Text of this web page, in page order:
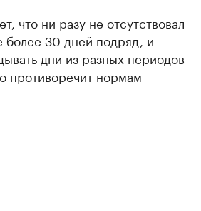
что ни разу не отсутствовал
более 30 дней подряд, и
дни из разных периодов
противоречит нормам